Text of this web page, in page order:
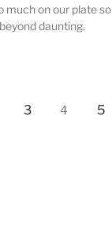
much on our plate so
daunting.
3 4 5